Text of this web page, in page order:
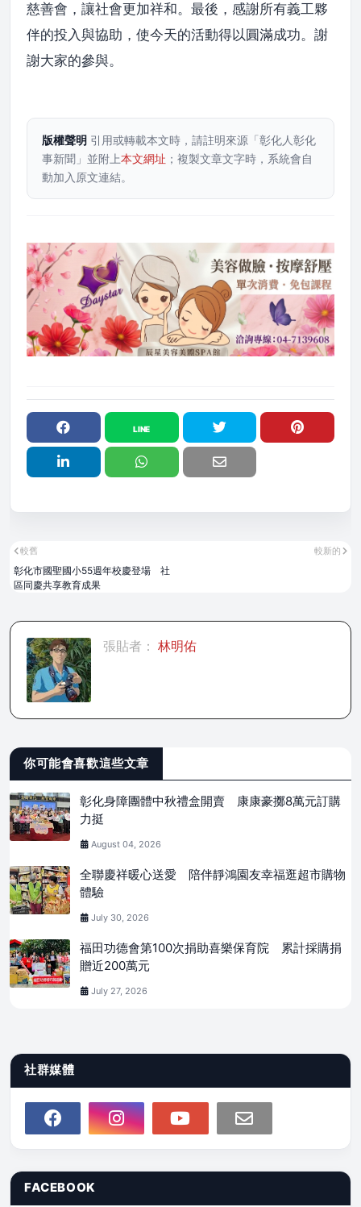
慈善會，讓社會更加祥和。最後，感謝所有義工夥
伴的投入與協助，使今天的活動得以圓滿成功。謝
謝大家的參與。
版權聲明 引用或轉載本文時，請註明來源「彰化人彰化
事新聞」並附上本文網址 ；複製文章文字時，系統會自
動加入原文連結。
較新的
較舊
彰化市國聖國小55週年校慶登場 社
區同慶共享教育成果
張貼者： 林明佑
你可能會喜歡這些文章
彰化身障團體中秋禮盒開賣 康康豪擲8萬元訂購
力挺
August 04, 2026
全聯慶祥暖心送愛 陪伴靜鴻園友幸福逛超市購物
體驗
July 30, 2026
福田功德會第100次捐助喜樂保育院 累計採購捐
贈近200萬元
July 27, 2026
社群媒體
FACEBOOK